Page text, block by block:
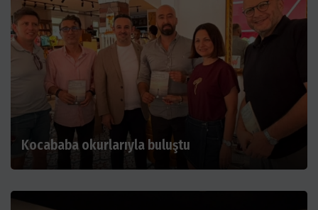
Kocababa okurlarıyla buluştu